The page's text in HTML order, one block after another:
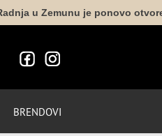
u Zemunu je ponovo
BRENDOVI